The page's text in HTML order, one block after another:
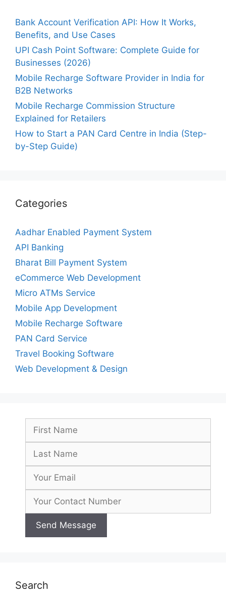
Bank Account Verification API: How It Works,
Benefits, and Use Cases
UPI Cash Point Software: Complete Guide for
Businesses (2026)
Mobile Recharge Software Provider in India for
B2B Networks
Mobile Recharge Commission Structure
Explained for Retailers
How to Start a PAN Card Centre in India (Step-
by-Step Guide)
Categories
Aadhar Enabled Payment System
API Banking
Bharat Bill Payment System
eCommerce Web Development
Micro ATMs Service
Mobile App Development
Mobile Recharge Software
PAN Card Service
Travel Booking Software
Web Development & Design
Search